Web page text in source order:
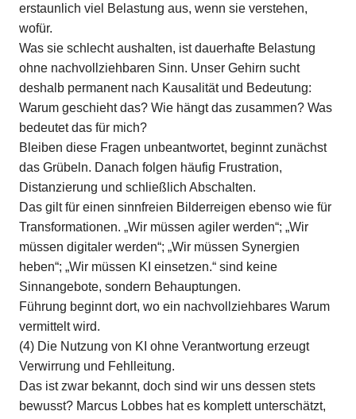
erstaunlich viel Belastung aus, wenn sie verstehen,
wofür.
Was sie schlecht aushalten, ist dauerhafte Belastung
ohne nachvollziehbaren Sinn. Unser Gehirn sucht
deshalb permanent nach Kausalität und Bedeutung:
Warum geschieht das? Wie hängt das zusammen? Was
bedeutet das für mich?
Bleiben diese Fragen unbeantwortet, beginnt zunächst
das Grübeln. Danach folgen häufig Frustration,
Distanzierung und schließlich Abschalten.
Das gilt für einen sinnfreien Bilderreigen ebenso wie für
Transformationen. „Wir müssen agiler werden“; „Wir
müssen digitaler werden“; „Wir müssen Synergien
heben“; „Wir müssen KI einsetzen.“ sind keine
Sinnangebote, sondern Behauptungen.
Führung beginnt dort, wo ein nachvollziehbares Warum
vermittelt wird.
(4) Die Nutzung von KI ohne Verantwortung erzeugt
Verwirrung und Fehlleitung.
Das ist zwar bekannt, doch sind wir uns dessen stets
bewusst? Marcus Lobbes hat es komplett unterschätzt,